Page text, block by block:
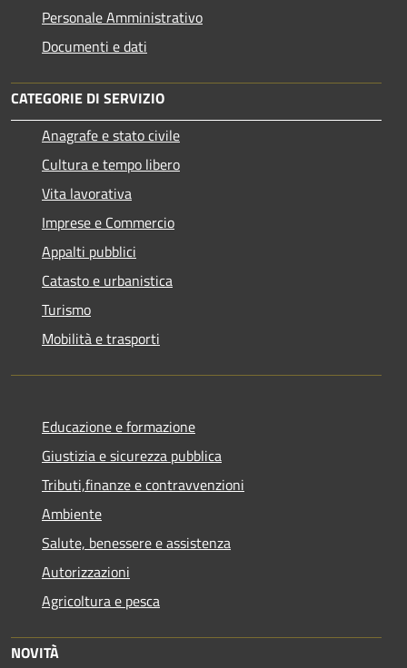
Personale Amministrativo
Documenti e dati
CATEGORIE DI SERVIZIO
Anagrafe e stato civile
Cultura e tempo libero
Vita lavorativa
Imprese e Commercio
Appalti pubblici
Catasto e urbanistica
Turismo
Mobilità e trasporti
Educazione e formazione
Giustizia e sicurezza pubblica
Tributi,finanze e contravvenzioni
Ambiente
Salute, benessere e assistenza
Autorizzazioni
Agricoltura e pesca
NOVITÀ